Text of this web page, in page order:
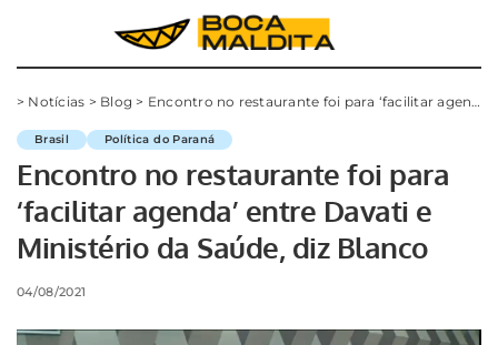
> Notícias > Blog > Encontro no restaurante foi para ‘facilitar agenda’ entre Davati e Ministério da Saúde, diz Blanco
Brasil Política do Paraná
Encontro no restaurante foi para
‘facilitar agenda’ entre Davati e
Ministério da Saúde, diz Blanco
04/08/2021